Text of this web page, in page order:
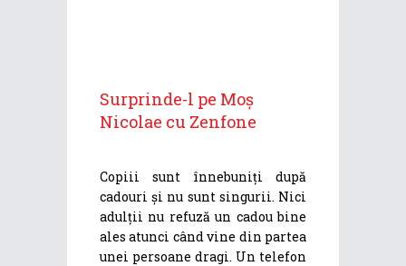
Surprinde-l pe Moș
Nicolae cu Zenfone
Copiii sunt înnebuniți după
cadouri și nu sunt singurii. Nici
adulții nu refuză un cadou bine
ales atunci când vine din partea
unei persoane dragi. Un telefon